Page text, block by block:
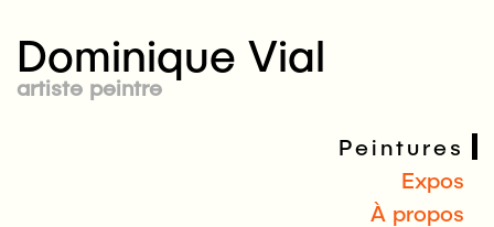
Dominique Vial
artiste peintre
Peintures
Expos
À propos